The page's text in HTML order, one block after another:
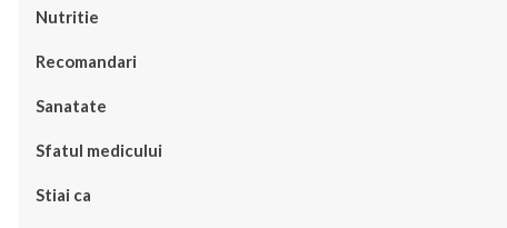
Nutritie
Recomandari
Sanatate
Sfatul medicului
Stiai ca